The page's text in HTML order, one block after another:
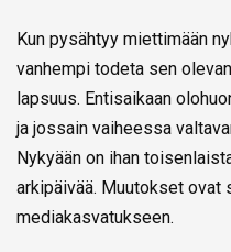
Kun pysähtyy miettimään
vanhempi todeta sen
lapsuus. Entisaikaan
ja jossain vaiheessa
Nykyään on ihan
arkipäivää. Muutokset ovat
mediakasvatukseen.